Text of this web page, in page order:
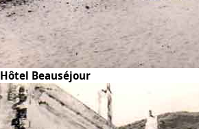
Hôtel Beauséjour